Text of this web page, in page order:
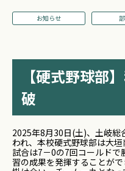
お知らせ
【硬式野球部
破
2025年8月30日(土)、土岐総
われ、本校硬式野球部は大垣
試合は7－0の7回コールド
習の成果を発揮することが